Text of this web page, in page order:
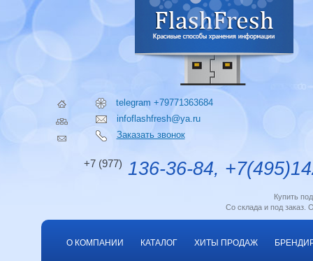
telegram +79771363684
infoflashfresh@ya.ru
Заказать звонок
+7 (977) 136-36-84,
Купить
Со склада и под заказ.
О КОМПАНИИ КАТАЛОГ ХИТЫ ПРОДАЖ